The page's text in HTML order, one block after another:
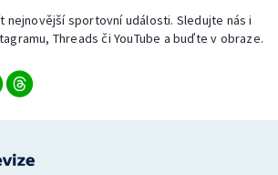
nejnovější sportovní události. Sledujte nás i
Threads či YouTube a buďte v obraze.